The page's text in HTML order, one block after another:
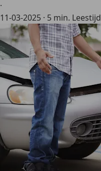
·
11-03-2025 · 5 min. Leestijd